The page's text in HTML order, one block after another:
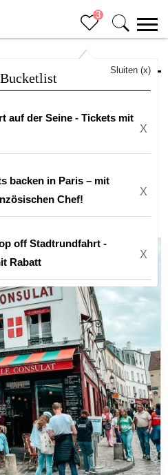
3
Bucketlist
Sluiten (x)
auf der Seine - Tickets mit
X
backen in Paris – mit
Chef!
X
off Stadtrundfahrt -
Rabatt
X
von Paris (Butte-
das Moulin Rouge,
und das angenehme
eine schöne Unterkunft,